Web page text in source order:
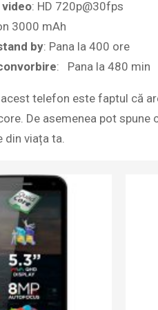
: HD 720p@30fps
3000 mAh
by: Pana la 400 ore
: Pana la 480 min
telefon este faptul că
De asemenea pot
din viața ta.